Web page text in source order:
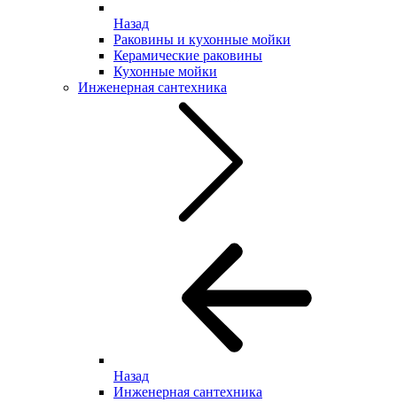
Назад
Раковины и кухонные мойки
Керамические раковины
Кухонные мойки
Инженерная сантехника
Назад
Инженерная сантехника